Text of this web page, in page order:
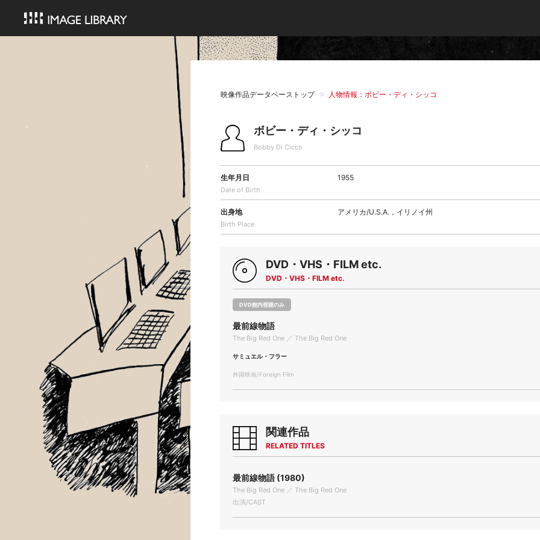
映像作品データベーストップ 人物情報：ボビー・ディ・シッコ
ボビー・ディ・シッコ
Bobby Di Cicco
生年月日
Date of Birth
1955
出身地
Birth Place
アメリカ/U.S.A.，イリノイ州
DVD・VHS・FILM etc.
DVD・VHS・FILM etc.
DVD館内視聴のみ
最前線物語
The Big Red One ／ The Big Red One
サミュエル・フラー
外国映画/Foreign Film
関連作品
RELATED TITLES
最前線物語 (1980)
The Big Red One ／ The Big Red One
出演/CAST